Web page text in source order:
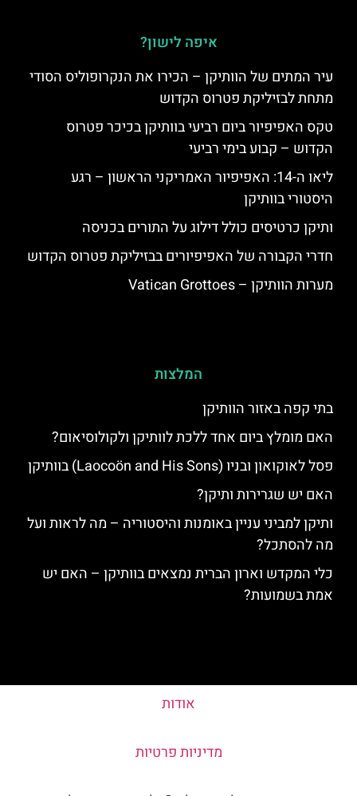
איפה לישון?
עיר המתים של הוותיקן – הכירו את הנקרופוליס הסודי
מתחת לבזיליקת פטרוס הקדוש
טקס האפיפיור ביום רביעי בוותיקן בכיכר פטרוס
הקדוש – קבוע בימי רביעי
ליאו ה-14: האפיפיור האמריקני הראשון – רגע
היסטורי בוותיקן
ותיקן כרטיסים כולל דילוג על התורים בכניסה
חדרי הקבורה של האפיפיורים בבזיליקת פטרוס הקדוש
מערות הוותיקן – Vatican Grottoes
המלצות
בתי קפה באזור הוותיקן
האם מומלץ ביום אחד ללכת לוותיקן ולקולוסיאום?
פסל לאוקואון ובניו (Laocoön and His Sons) בוותיקן
האם יש שגרירות ותיקן?
ותיקן למביני עניין באומנות והיסטוריה – מה לראות ועל
מה להסתכל?
כלי המקדש וארון הברית נמצאים בוותיקן – האם יש
אמת בשמועות?
אודות
מדיניות פרטיות